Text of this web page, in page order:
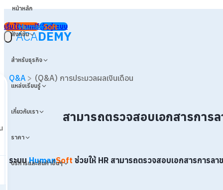
หน้าหลัก
ฟังก์ชัน
สำหรับธุรกิจ
แหล่งเรียนรู้
เกี่ยวกับเรา
ราคา
บริการและสินค้าอื่นๆ
เริ่มใช้งานฟรีเข้าสู่ระบบ
ACADEMY
Q&A > (Q&A) การประมวลผลเงินเดือน
สามารถตรวจสอบเอกสารการ
ระบบHumanSoft ช่วยให้ HR สามารถตรวจสอบเอกสารการล